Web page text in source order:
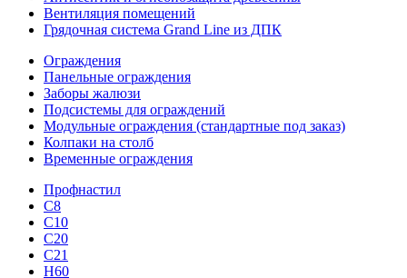
Вентиляция помещений
Грядочная система Grand Line из ДПК
Ограждения
Панельные ограждения
Заборы жалюзи
Подсистемы для ограждений
Модульные ограждения (стандартные под заказ)
Колпаки на столб
Временные ограждения
Профнастил
С8
С10
С20
С21
H60